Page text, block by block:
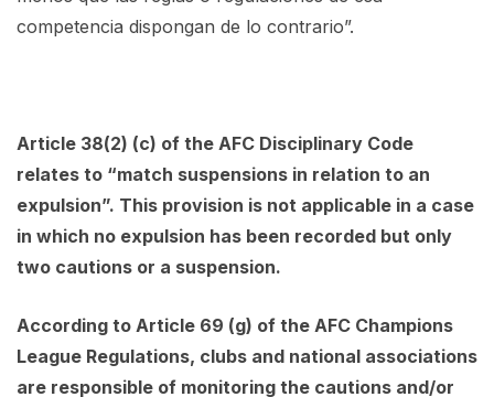
competencia dispongan de lo contrario”.
Article 38(2) (c) of the AFC Disciplinary Code
relates to “match suspensions in relation to an
expulsion”. This provision is not applicable in a case
in which no expulsion has been recorded but only
two cautions or a suspension.
According to Article 69 (g) of the AFC Champions
League Regulations, clubs and national associations
are responsible of monitoring the cautions and/or